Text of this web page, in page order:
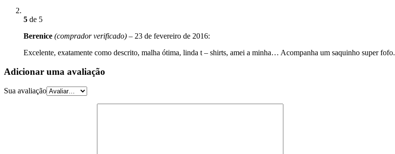
5 de 5
Berenice (comprador verificado) – 23 de fevereiro de 2016:
Excelente, exatamente como descrito, malha ótima, linda t – shirts, amei a minha… Acompanha um saquinho super fofo.
Adicionar uma avaliação
Sua avaliação